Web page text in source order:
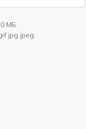
МБ.
jpg jpeg.